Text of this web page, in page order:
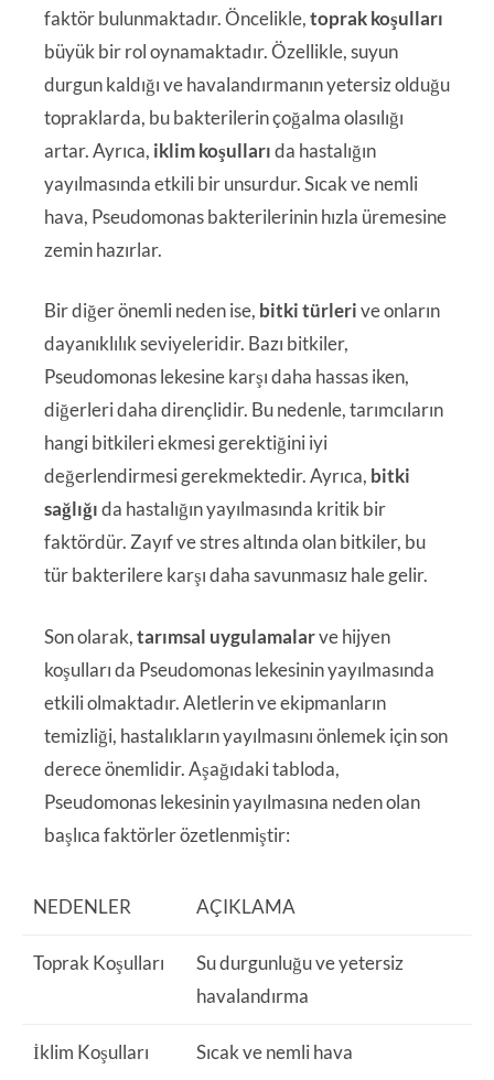
faktör bulunmaktadır. Öncelikle,toprak koşulları
büyük bir rol oynamaktadır. Özellikle, suyun
durgun kaldığı ve havalandırmanın yetersiz olduğu
topraklarda, bu bakterilerin çoğalma olasılığı
artar. Ayrıca, iklim koşullarıda hastalığın
yayılmasında etkili bir unsurdur. Sıcak ve nemli
hava, Pseudomonas bakterilerinin hızla üremesine
zemin hazırlar.
Bir diğer önemli neden ise, bitki türlerive onların
dayanıklılık seviyeleridir. Bazı bitkiler,
Pseudomonas lekesine karşı daha hassas iken,
diğerleri daha dirençlidir. Bu nedenle, tarımcıların
hangi bitkileri ekmesi gerektiğini iyi
değerlendirmesi gerekmektedir. Ayrıca, bitki
sağlığıda hastalığın yayılmasında kritik bir
faktördür. Zayıf ve stres altında olan bitkiler, bu
tür bakterilere karşı daha savunmasız hale gelir.
Son olarak,tarımsal uygulamalarve hijyen
koşulları da Pseudomonas lekesinin yayılmasında
etkili olmaktadır. Aletlerin ve ekipmanların
temizliği, hastalıkların yayılmasını önlemek için son
derece önemlidir. Aşağıdaki tabloda,
Pseudomonas lekesinin yayılmasına neden olan
başlıca faktörler özetlenmiştir:
NEDENLER AÇIKLAMA
Toprak Koşulları
Su durgunluğu ve yetersiz
havalandırma
İklim Koşulları Sıcak ve nemli hava